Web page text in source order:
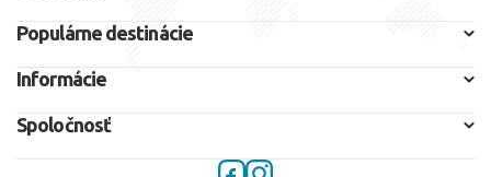
Populárne destinácie
Informácie
Spoločnosť